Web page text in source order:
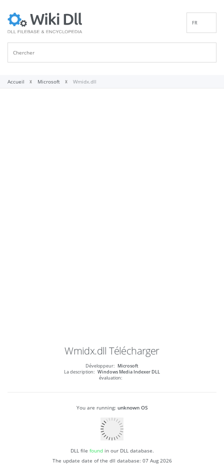
FR
Accueil Microsoft Wmidx.dll
Wmidx.dll Télécharger
Développeur: Microsoft
La description: Windows Media Indexer DLL
évaluation:
You are running: unknown OS
DLL file foundin our DLL database.
The update date of the dll database: 07 Aug 2026